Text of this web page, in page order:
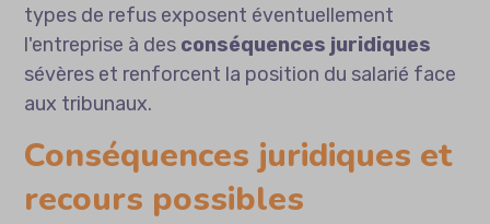
types de refus exposent éventuellement
l'entreprise à des conséquences juridiques
sévères et renforcent la position du salarié face
aux tribunaux.
Conséquences juridiques et
recours possibles